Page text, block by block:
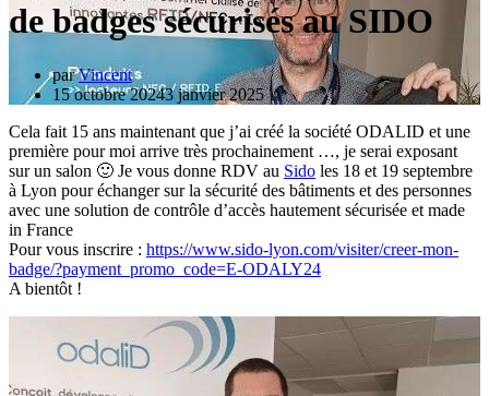
de badges sécurisés au SIDO
parVincent
15 octobre 20243 janvier 2025
Cela fait 15 ans maintenant que j’ai créé la société ODALID et une
première pour moi arrive très prochainement …, je serai exposant
sur un salon 🙂 Je vous donne RDV au Sido les 18 et 19 septembre
à Lyon pour échanger sur la sécurité des bâtiments et des personnes
avec une solution de contrôle d’accès hautement sécurisée et made
in France
Pour vous inscrire : https://www.sido-lyon.com/visiter/creer-mon-
badge/?payment_promo_code=E-ODALY24
A bientôt !